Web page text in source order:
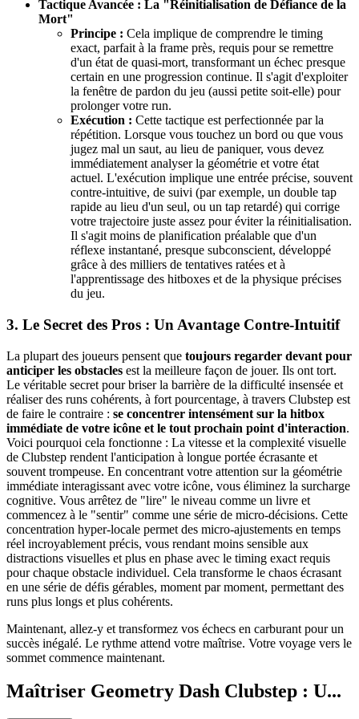
Tactique Avancée : La "Réinitialisation de Défiance de la
Mort"
Principe : Cela implique de comprendre le timing
exact, parfait à la frame près, requis pour se remettre
d'un état de quasi-mort, transformant un échec presque
certain en une progression continue. Il s'agit d'exploiter
la fenêtre de pardon du jeu (aussi petite soit-elle) pour
prolonger votre run.
Exécution : Cette tactique est perfectionnée par la
répétition. Lorsque vous touchez un bord ou que vous
jugez mal un saut, au lieu de paniquer, vous devez
immédiatement analyser la géométrie et votre état
actuel. L'exécution implique une entrée précise, souvent
contre-intuitive, de suivi (par exemple, un double tap
rapide au lieu d'un seul, ou un tap retardé) qui corrige
votre trajectoire juste assez pour éviter la réinitialisation.
Il s'agit moins de planification préalable que d'un
réflexe instantané, presque subconscient, développé
grâce à des milliers de tentatives ratées et à
l'apprentissage des hitboxes et de la physique précises
du jeu.
3. Le Secret des Pros : Un Avantage Contre-Intuitif
La plupart des joueurs pensent que toujours regarder devant pour
anticiper les obstacles est la meilleure façon de jouer. Ils ont tort.
Le véritable secret pour briser la barrière de la difficulté insensée et
réaliser des runs cohérents, à fort pourcentage, à travers Clubstep est
de faire le contraire : se concentrer intensément sur la hitbox
immédiate de votre icône et le tout prochain point d'interaction.
Voici pourquoi cela fonctionne : La vitesse et la complexité visuelle
de Clubstep rendent l'anticipation à longue portée écrasante et
souvent trompeuse. En concentrant votre attention sur la géométrie
immédiate interagissant avec votre icône, vous éliminez la surcharge
cognitive. Vous arrêtez de "lire" le niveau comme un livre et
commencez à le "sentir" comme une série de micro-décisions. Cette
concentration hyper-locale permet des micro-ajustements en temps
réel incroyablement précis, vous rendant moins sensible aux
distractions visuelles et plus en phase avec le timing exact requis
pour chaque obstacle individuel. Cela transforme le chaos écrasant
en une série de défis gérables, moment par moment, permettant des
runs plus longs et plus cohérents.
Maintenant, allez-y et transformez vos échecs en carburant pour un
succès inégalé. Le rythme attend votre maîtrise. Votre voyage vers le
sommet commence maintenant.
Maîtriser Geometry Dash Clubstep : U...